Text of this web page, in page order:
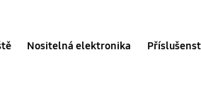
Nositelná elektronika